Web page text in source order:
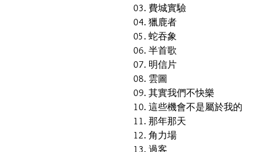
03. 費城實驗
04. 獵鹿者
05. 蛇吞象
06. 半首歌
07. 明信片
08. 雲圖
09. 其實我們不快樂
10. 這些機會不是屬於我的
11. 那年那天
12. 角力場
13. 過客